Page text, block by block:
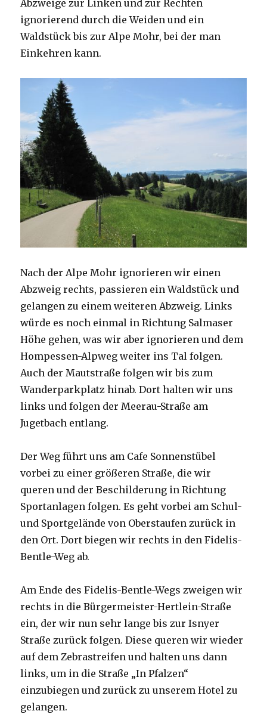
Abzweige zur Linken und zur Rechten
ignorierend durch die Weiden und ein
Waldstück bis zur Alpe Mohr, bei der man
Einkehren kann.
Nach der Alpe Mohr ignorieren wir einen
Abzweig rechts, passieren ein Waldstück und
gelangen zu einem weiteren Abzweig. Links
würde es noch einmal in Richtung Salmaser
Höhe gehen, was wir aber ignorieren und dem
Hompessen-Alpweg weiter ins Tal folgen.
Auch der Mautstraße folgen wir bis zum
Wanderparkplatz hinab. Dort halten wir uns
links und folgen der Meerau-Straße am
Jugetbach entlang.
Der Weg führt uns am Cafe Sonnenstübel
vorbei zu einer größeren Straße, die wir
queren und der Beschilderung in Richtung
Sportanlagen folgen. Es geht vorbei am Schul-
und Sportgelände von Oberstaufen zurück in
den Ort. Dort biegen wir rechts in den Fidelis-
Bentle-Weg ab.
Am Ende des Fidelis-Bentle-Wegs zweigen wir
rechts in die Bürgermeister-Hertlein-Straße
ein, der wir nun sehr lange bis zur Isnyer
Straße zurück folgen. Diese queren wir wieder
auf dem Zebrastreifen und halten uns dann
links, um in die Straße „In Pfalzen“
einzubiegen und zurück zu unserem Hotel zu
gelangen.